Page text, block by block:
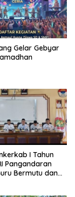
Gelar Gebyar
I Tahun
Pangandaran
Bermutu dan